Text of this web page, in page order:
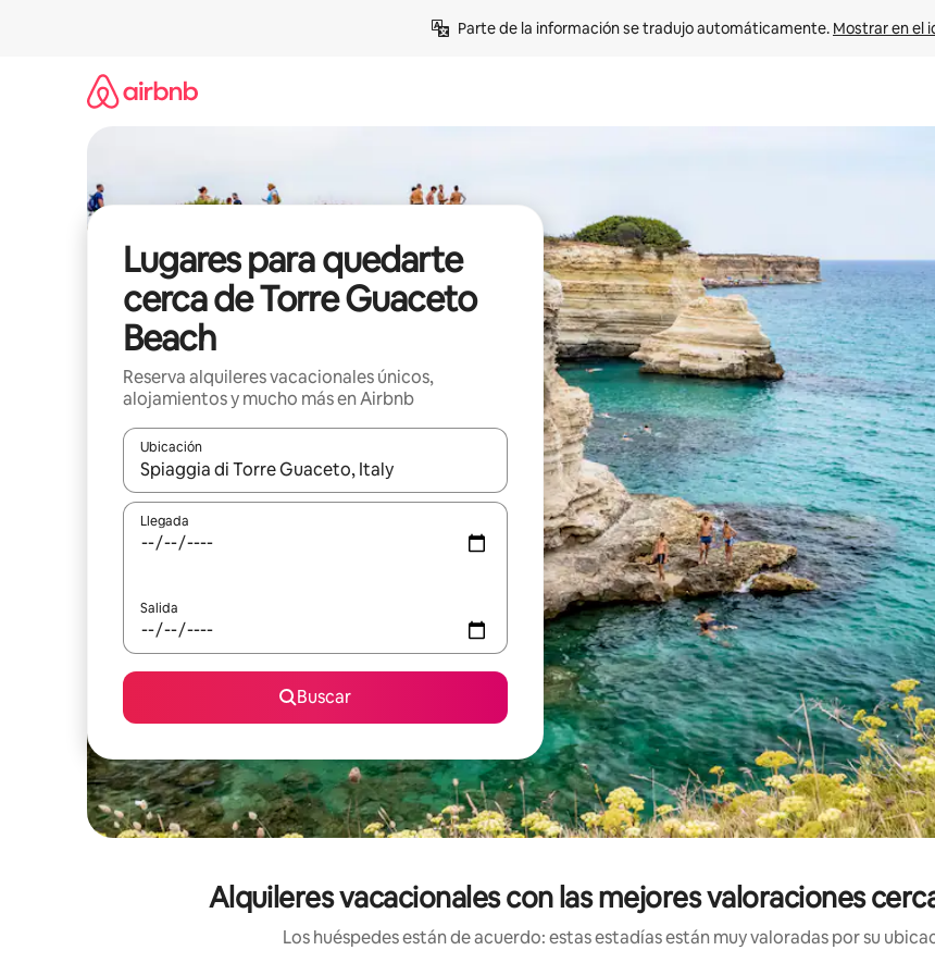
Parte de la información se tradujo automáticamente. Mostrar en el
Lugares para quedarte
cerca de Torre Guaceto
Beach
Reserva alquileres vacacionales únicos,
alojamientos y mucho más en Airbnb
Ubicación
Cuando los resultados estén disponibles, navega con las teclas de flecha hacia arriba y hacia abajo o explora con
Llegada
Salida
Buscar
Alquileres vacacionales con las mejores valoraciones
Los huéspedes están de acuerdo: estas estadías están muy valoradas por su